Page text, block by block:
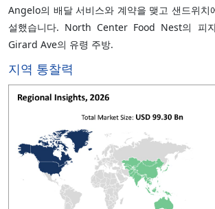
Angelo의 배달 서비스와 계약을 맺고 샌드위치
설했습니다. North Center Food Nest의 피
Girard Ave의 유령 주방.
지역 통찰력